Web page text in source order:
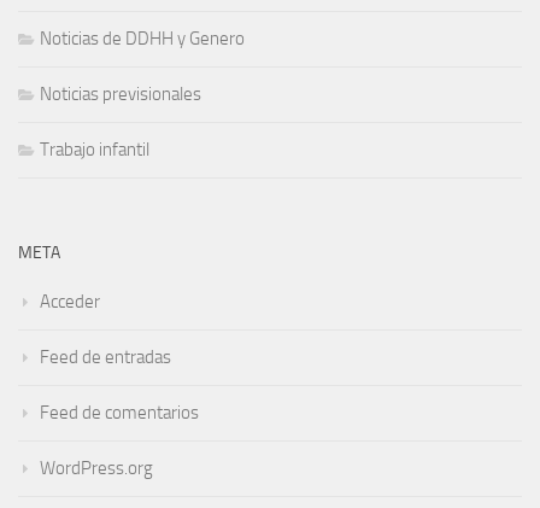
Noticias de DDHH y Genero
Noticias previsionales
Trabajo infantil
META
Acceder
Feed de entradas
Feed de comentarios
WordPress.org